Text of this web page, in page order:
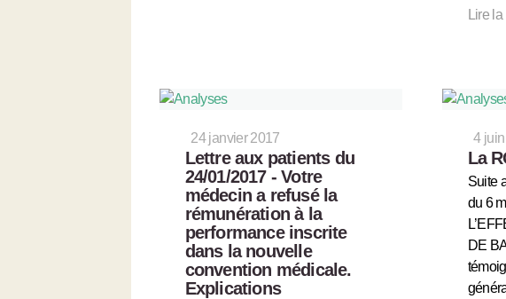
Lire
24 janvier 2017
Lettre aux patients du
24/01/2017 - Votre
médecin a refusé la
rémunération à la
performance inscrite
dans la nouvelle
convention médicale.
Explications
4
La
Suite
du 6
DE